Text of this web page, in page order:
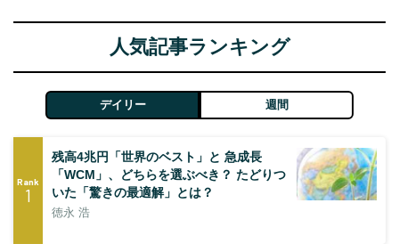
人気記事ランキング
デイリー 週間
Rank
1
残高4兆円「世界のベスト」と 急成長
「WCM」、どちらを選ぶべき？ たどりつ
いた「驚きの最適解」とは？
徳永 浩